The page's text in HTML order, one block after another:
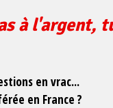
à l'argent,
en vrac...
en France ?